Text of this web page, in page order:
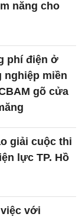
năng cho
phí điện ở
nghiệp miền
gõ cửa
giải cuộc thi
lực TP. Hồ
với